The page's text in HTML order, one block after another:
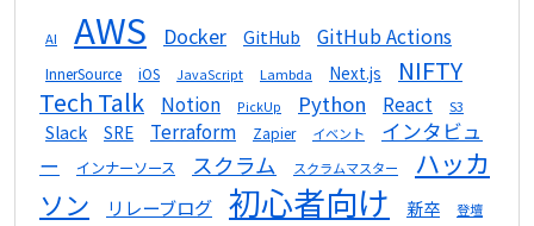
AI AWS Docker GitHub GitHub Actions
InnerSource iOS JavaScript Lambda Next.js
NIFTY
Tech Talk
Notion PickUp Python React S3
Slack SRE Terraform Zapier イベント
インタビュ
ー
インナーソース スクラム スクラムマスター
ハッカ
ソン
リレーブログ 初心者向け 新卒 登壇